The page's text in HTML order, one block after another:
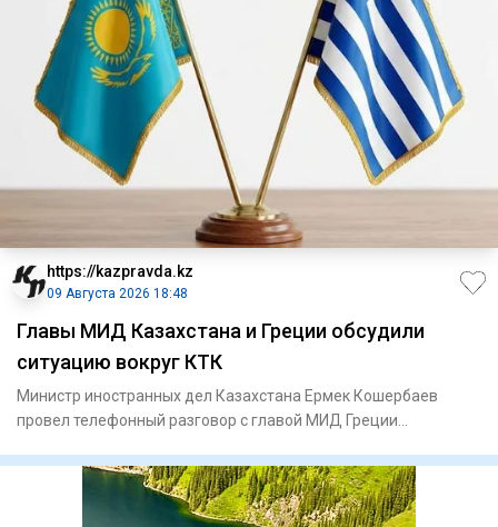
https://kazpravda.kz
09 Августа 2026 18:48
Главы МИД Казахстана и Греции обсудили
ситуацию вокруг КТК
Министр иностранных дел Казахстана Ермек Кошербаев
провел телефонный разговор с главой МИД Греции